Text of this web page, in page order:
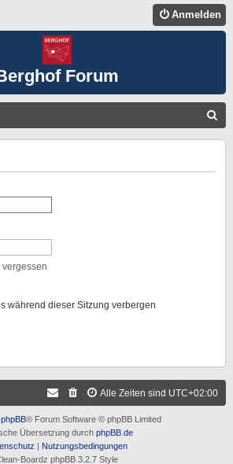
Anmelden
Forum
vergessen
während dieser Sitzung verbergen
Alle Zeiten sind UTC+02:00
phpBB® Forum Software © phpBB Limited
Übersetzung durch phpBB.de
Nutzungsbedingungen
Boardz phpBB 3.2.7 Style